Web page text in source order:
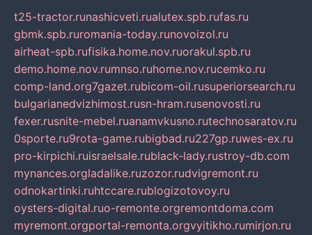
t25-tractor.runashicveti.rualutex.spb.rufas.ru
gbmk.spb.ruromania-today.runovoizol.ru
airheat-spb.rufisika.home.nov.ruorakul.spb.ru
demo.home.nov.rumnso.ruhome.nov.rucemko.ru
comp-land.org7gazet.rubicom-oil.rusuperiorsearch.ru
bulgarianedvizhimost.rusn-hram.rusenovosti.ru
fexer.rusnite-mebel.ruanamvkusno.rutechnosaratov.ru
0sporte.ru9rota-game.rubigbad.ru227gp.ruwes-ex.ru
pro-kirpichi.ruisraelsale.rublack-lady.rustroy-db.com
mynances.orgladalike.ruzozor.rudvigremont.ru
odnokartinki.ruhtccare.rublogizotovoy.ru
oysters-digital.ruo-remonte.orgremontdoma.com
myremont.orgportal-remonta.orgvyitikho.rumirjon.ru